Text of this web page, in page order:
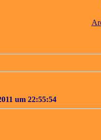
um 22:55:54